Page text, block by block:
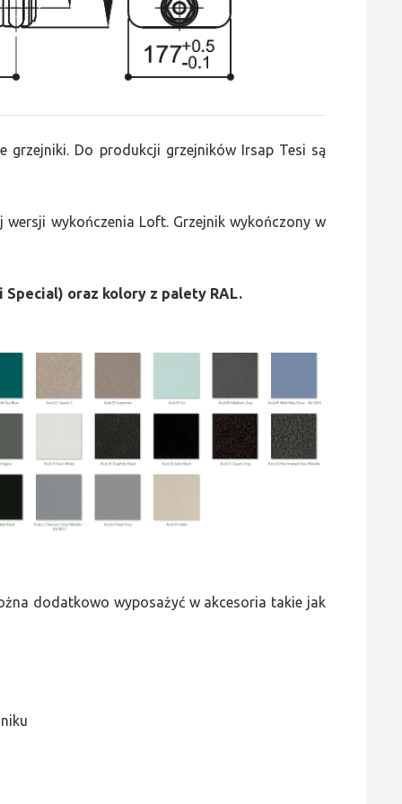
grzejniki. Do produkcji grzejników Irsap Tesi są
wykończenia Loft. Grzejnik wykończony w
oraz kolory z palety RAL.
dodatkowo wyposażyć w akcesoria takie jak